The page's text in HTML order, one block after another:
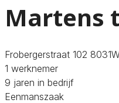
Martens
Frobergerstraat 102
1 werknemer
9 jaren in bedrijf
Eenmanszaak